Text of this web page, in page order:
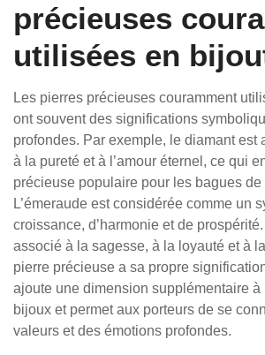
précieuses
utilisées en
Les pierres précieuses couramment
ont souvent des significations
profondes. Par exemple, le diamant est
à la pureté et à l’amour éternel, ce qui
précieuse populaire pour les bagues
L’émeraude est considérée comme un
croissance, d’harmonie et de
associé à la sagesse, à la loyauté et à
pierre précieuse a sa propre
ajoute une dimension supplémentaire à
bijoux et permet aux porteurs de se
valeurs et des émotions profondes.